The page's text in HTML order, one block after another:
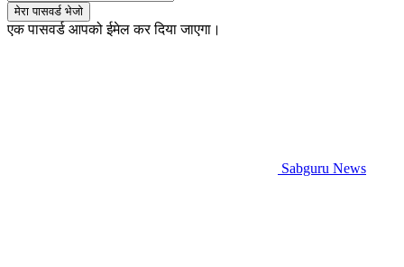
एक पासवर्ड आपको ईमेल कर दिया जाएगा।
Sabguru News